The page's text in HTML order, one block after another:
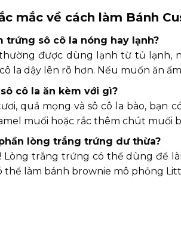
mắc về cách làm Bánh
trứng sô cô la nóng hay lạnh?
được dùng lạnh từ tủ lạnh,
la dậy lên rõ hơn. Nếu muốn ăn
cô la ăn kèm với gì?
quả mọng và sô cô la bào, bạn
muối hoặc rắc thêm chút muối
lòng trắng trứng dư thừa?
Lòng trắng trứng có thể dùng để
thể làm bánh brownie mô phỏng